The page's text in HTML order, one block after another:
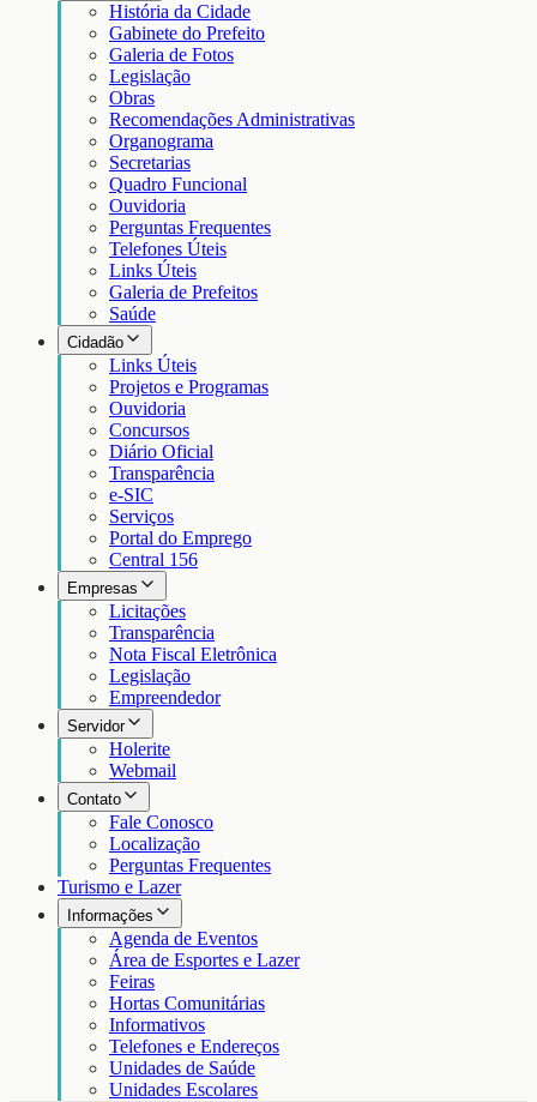
História da Cidade
Gabinete do Prefeito
Galeria de Fotos
Legislação
Obras
Recomendações Administrativas
Organograma
Secretarias
Quadro Funcional
Ouvidoria
Perguntas Frequentes
Telefones Úteis
Links Úteis
Galeria de Prefeitos
Saúde
Cidadão
Links Úteis
Projetos e Programas
Ouvidoria
Concursos
Diário Oficial
Transparência
e-SIC
Serviços
Portal do Emprego
Central 156
Empresas
Licitações
Transparência
Nota Fiscal Eletrônica
Legislação
Empreendedor
Servidor
Holerite
Webmail
Contato
Fale Conosco
Localização
Perguntas Frequentes
Turismo e Lazer
Informações
Agenda de Eventos
Área de Esportes e Lazer
Feiras
Hortas Comunitárias
Informativos
Telefones e Endereços
Unidades de Saúde
Unidades Escolares